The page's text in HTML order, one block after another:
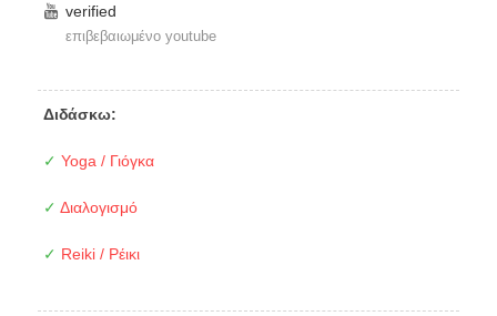
verified
επιβεβαιωμένο youtube
Διδάσκω:
✓ Yoga / Γιόγκα
✓ Διαλογισμό
✓ Reiki / Ρέικι